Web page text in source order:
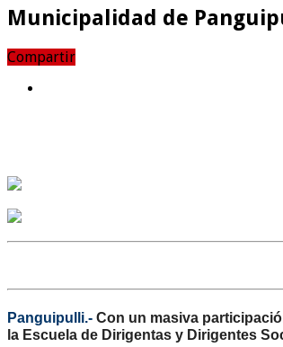
Municipalidad de
Compartir
Panguipulli.- Con un masiva
la Escuela de Dirigentas y Dirigentes